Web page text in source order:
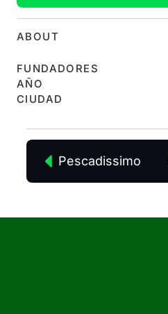
ABOUT
FUNDADORES
AÑO
CIUDAD
Pescadissimo